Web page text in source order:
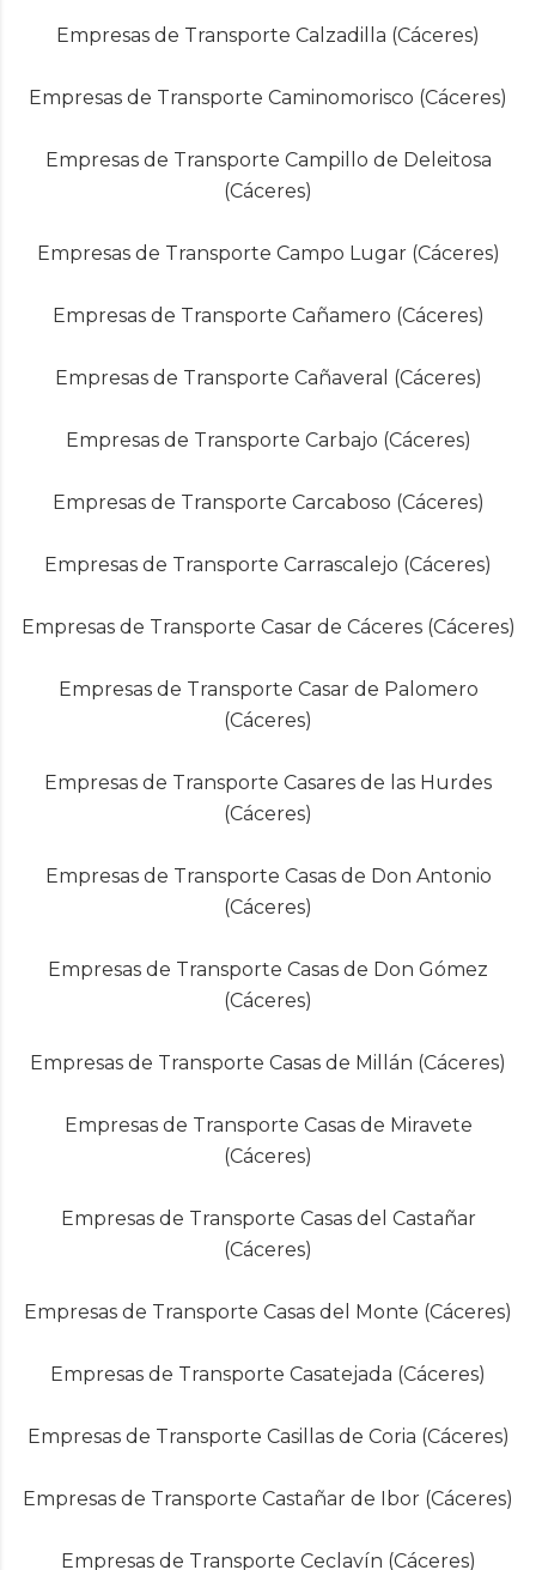
Empresas de Transporte Calzadilla (Cáceres)
Empresas de Transporte Caminomorisco (Cáceres)
Empresas de Transporte Campillo de Deleitosa
(Cáceres)
Empresas de Transporte Campo Lugar (Cáceres)
Empresas de Transporte Cañamero (Cáceres)
Empresas de Transporte Cañaveral (Cáceres)
Empresas de Transporte Carbajo (Cáceres)
Empresas de Transporte Carcaboso (Cáceres)
Empresas de Transporte Carrascalejo (Cáceres)
Empresas de Transporte Casar de Cáceres (Cáceres)
Empresas de Transporte Casar de Palomero
(Cáceres)
Empresas de Transporte Casares de las Hurdes
(Cáceres)
Empresas de Transporte Casas de Don Antonio
(Cáceres)
Empresas de Transporte Casas de Don Gómez
(Cáceres)
Empresas de Transporte Casas de Millán (Cáceres)
Empresas de Transporte Casas de Miravete
(Cáceres)
Empresas de Transporte Casas del Castañar
(Cáceres)
Empresas de Transporte Casas del Monte (Cáceres)
Empresas de Transporte Casatejada (Cáceres)
Empresas de Transporte Casillas de Coria (Cáceres)
Empresas de Transporte Castañar de Ibor (Cáceres)
Empresas de Transporte Ceclavín (Cáceres)